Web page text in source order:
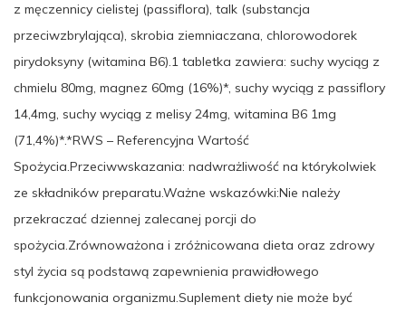
z męczennicy cielistej (passiflora), talk (substancja
przeciwzbrylająca), skrobia ziemniaczana, chlorowodorek
pirydoksyny (witamina B6).1 tabletka zawiera: suchy wyciąg z
chmielu 80mg, magnez 60mg (16%)*, suchy wyciąg z passiflory
14,4mg, suchy wyciąg z melisy 24mg, witamina B6 1mg
(71,4%)*.*RWS – Referencyjna Wartość
Spożycia.Przeciwwskazania: nadwrażliwość na którykolwiek
ze składników preparatu.Ważne wskazówki:Nie należy
przekraczać dziennej zalecanej porcji do
spożycia.Zrównoważona i zróżnicowana dieta oraz zdrowy
styl życia są podstawą zapewnienia prawidłowego
funkcjonowania organizmu.Suplement diety nie może być